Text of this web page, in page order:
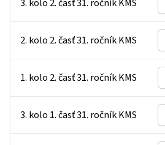
3. kolo 2. časť 31. ročník KMS
2. kolo 2. časť 31. ročník KMS
1. kolo 2. časť 31. ročník KMS
3. kolo 1. časť 31. ročník KMS